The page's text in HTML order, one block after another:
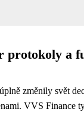
protokoly a
úplně změnily svět
VVS Finance